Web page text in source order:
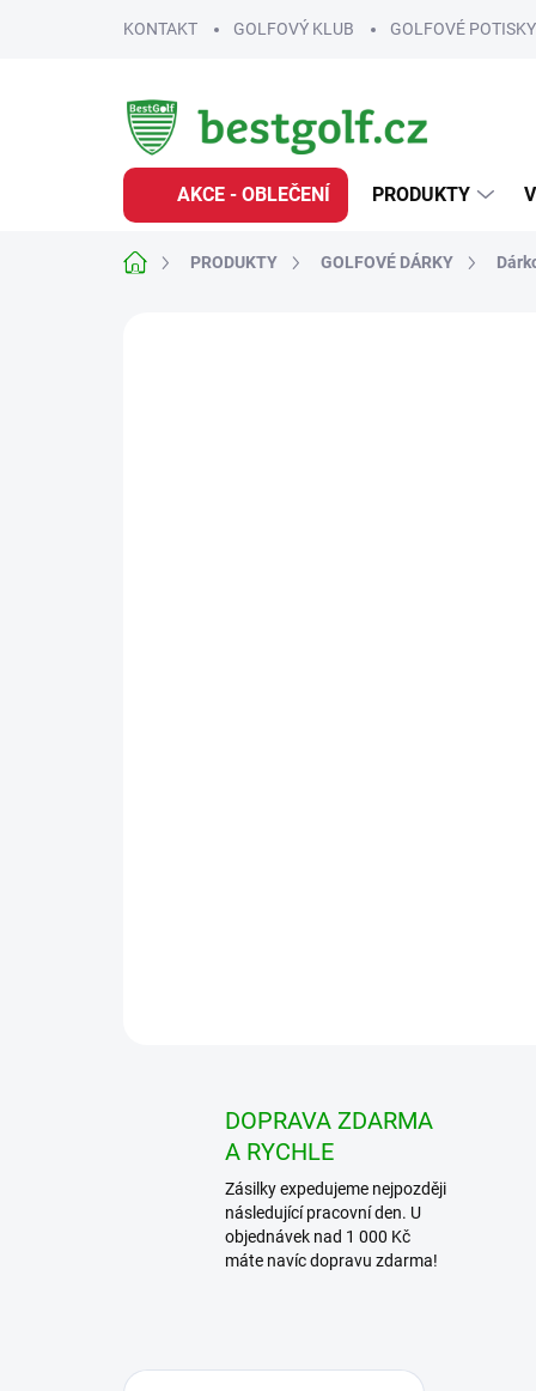
KONTAKT GOLFOVÝ KLUB GOLFOVÉ POTISKY
AKCE - OBLEČENÍ PRODUKTY
Domů PRODUKTY GOLFOVÉ DÁRKY
DOPRAVA ZDARMA
A RYCHLE
Zásilky expedujeme nejpozději
následující pracovní den. U
objednávek nad 1 000 Kč
máte navíc dopravu zdarma!